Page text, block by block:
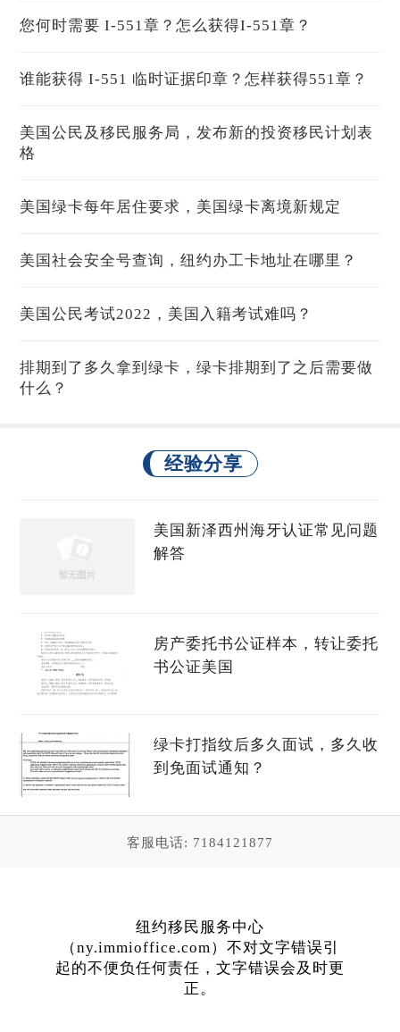
您何时需要 I-551章？怎么获得I-551章？
谁能获得 I-551 临时证据印章？怎样获得551章？
美国公民及移民服务局，发布新的投资移民计划表
格
美国绿卡每年居住要求，美国绿卡离境新规定
美国社会安全号查询，纽约办工卡地址在哪里？
美国公民考试2022，美国入籍考试难吗？
排期到了多久拿到绿卡，绿卡排期到了之后需要做
什么？
经验分享
美国新泽西州海牙认证常见问题
解答
房产委托书公证样本，转让委托
书公证美国
绿卡打指纹后多久面试，多久收
到免面试通知？
客服电话: 7184121877
纽约移民服务中心
（ny.immioffice.com）不对文字错误引
起的不便负任何责任，文字错误会及时更
正。